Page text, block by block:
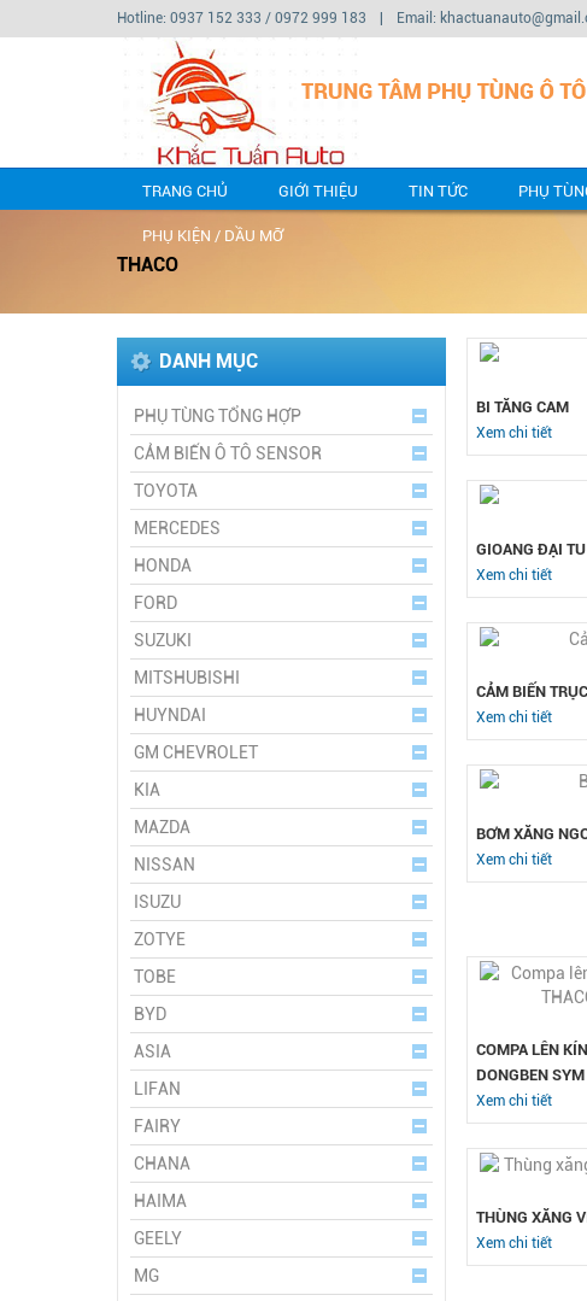
Hotline: 0937 152 333 / 0972 999 183 Email:
TRANG CHỦ GIỚI THIỆU TIN TỨC PHỤ
PHỤ KIỆN / DẦU MỠ
THACO
DANH MỤC
PHỤ TÙNG TỔNG HỢP
CẢM BIẾN Ô TÔ SENSOR
TOYOTA
MERCEDES
HONDA
FORD
SUZUKI
MITSHUBISHI
HUYNDAI
GM CHEVROLET
KIA
MAZDA
NISSAN
ISUZU
ZOTYE
TOBE
BYD
ASIA
LIFAN
FAIRY
CHANA
HAIMA
GEELY
MG
BI TĂNG CAM
Xem chi tiết
GIOANG ĐẠI TU
Xem chi tiết
CẢM BIẾN
Xem chi tiết
BƠM XĂNG
Xem chi tiết
COMPA LÊN
DONGBEN SYM
Xem chi tiết
THÙNG XĂNG
Xem chi tiết